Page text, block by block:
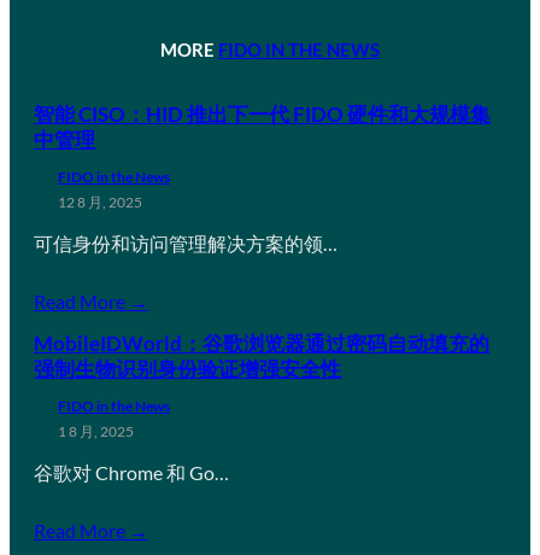
MORE FIDO IN THE NEWS
智能 CISO：HID 推出下一代 FIDO 硬件和大规模集
中管理
FIDO in the News
12 8 月, 2025
可信身份和访问管理解决方案的领…
Read More →
MobileIDWorld：谷歌浏览器通过密码自动填充的
强制生物识别身份验证增强安全性
FIDO in the News
1 8 月, 2025
谷歌对 Chrome 和 Go…
Read More →